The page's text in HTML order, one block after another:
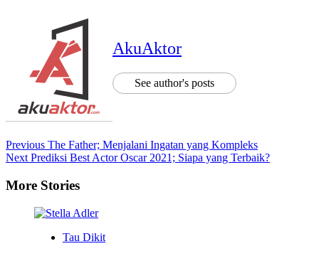
AkuAktor
See author's posts
Previous The Father; Menjalani Ingatan yang Kompleks
Next Prediksi Best Actor Oscar 2021; Siapa yang Terbaik?
More Stories
Tau Dikit